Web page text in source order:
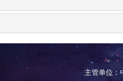
主管单位：